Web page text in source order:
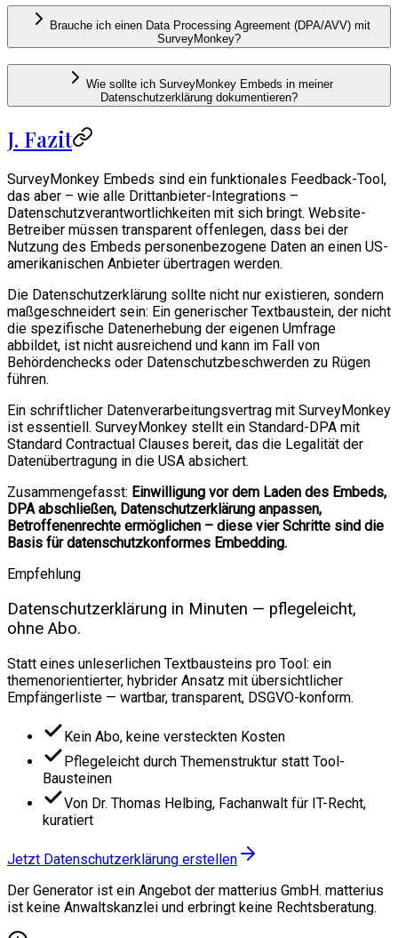
Brauche ich einen Data Processing Agreement (DPA/AVV) mit
SurveyMonkey?
Wie sollte ich SurveyMonkey Embeds in meiner
Datenschutzerklärung dokumentieren?
J. Fazit
SurveyMonkey Embeds sind ein funktionales Feedback-Tool,
das aber – wie alle Drittanbieter-Integrations –
Datenschutzverantwortlichkeiten mit sich bringt. Website-
Betreiber müssen transparent offenlegen, dass bei der
Nutzung des Embeds personenbezogene Daten an einen US-
amerikanischen Anbieter übertragen werden.
Die Datenschutzerklärung sollte nicht nur existieren, sondern
maßgeschneidert sein: Ein generischer Textbaustein, der nicht
die spezifische Datenerhebung der eigenen Umfrage
abbildet, ist nicht ausreichend und kann im Fall von
Behördenchecks oder Datenschutzbeschwerden zu Rügen
führen.
Ein schriftlicher Datenverarbeitungsvertrag mit SurveyMonkey
ist essentiell. SurveyMonkey stellt ein Standard-DPA mit
Standard Contractual Clauses bereit, das die Legalität der
Datenübertragung in die USA absichert.
Zusammengefasst: Einwilligung vor dem Laden des Embeds,
DPA abschließen, Datenschutzerklärung anpassen,
Betroffenenrechte ermöglichen – diese vier Schritte sind die
Basis für datenschutzkonformes Embedding.
Empfehlung
Datenschutzerklärung in Minuten — pflegeleicht,
ohne Abo.
Statt eines unleserlichen Textbausteins pro Tool: ein
themenorientierter, hybrider Ansatz mit übersichtlicher
Empfängerliste — wartbar, transparent, DSGVO-konform.
Kein Abo, keine versteckten Kosten
Pflegeleicht durch Themenstruktur statt Tool-
Bausteinen
Von Dr. Thomas Helbing, Fachanwalt für IT-Recht,
kuratiert
Jetzt Datenschutzerklärung erstellen
Der Generator ist ein Angebot der matterius GmbH. matterius
ist keine Anwaltskanzlei und erbringt keine Rechtsberatung.